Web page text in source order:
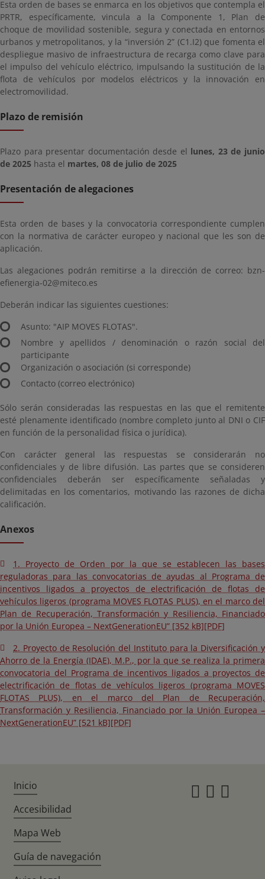
Esta orden de bases se enmarca en los objetivos que contempla el
PRTR, específicamente, vincula a la Componente 1, Plan de
choque de movilidad sostenible, segura y conectada en entornos
urbanos y metropolitanos, y la “inversión 2” (C1.I2) que fomenta el
despliegue masivo de infraestructura de recarga como clave para
el impulso del vehículo eléctrico, impulsando la sustitución de la
flota de vehículos por modelos eléctricos y la innovación en
electromovilidad.
Plazo de remisión
Plazo para presentar documentación desde el lunes, 23 de junio
de 2025 hasta el martes, 08 de julio de 2025
Presentación de alegaciones
Esta orden de bases y la convocatoria correspondiente cumplen
con la normativa de carácter europeo y nacional que les son de
aplicación.
Las alegaciones podrán remitirse a la dirección de correo: bzn-
efienergia-02@miteco.es
Deberán indicar las siguientes cuestiones:
Asunto: "AIP MOVES FLOTAS".
Nombre y apellidos / denominación o razón social del
participante
Organización o asociación (si corresponde)
Contacto (correo electrónico)
Sólo serán consideradas las respuestas en las que el remitente
esté plenamente identificado (nombre completo junto al DNI o CIF
en función de la personalidad física o jurídica).
Con carácter general las respuestas se considerarán no
confidenciales y de libre difusión. Las partes que se consideren
confidenciales deberán ser específicamente señaladas y
delimitadas en los comentarios, motivando las razones de dicha
calificación.
Anexos
1. Proyecto de Orden por la que se establecen las bases
reguladoras para las convocatorias de ayudas al Programa de
incentivos ligados a proyectos de electrificación de flotas de
vehículos ligeros (programa MOVES FLOTAS PLUS), en el marco del
Plan de Recuperación, Transformación y Resiliencia, Financiado
por la Unión Europea – NextGenerationEU” [352 kB][PDF]
2. Proyecto de Resolución del Instituto para la Diversificación y
Ahorro de la Energía (IDAE), M.P., por la que se realiza la primera
convocatoria del Programa de incentivos ligados a proyectos de
electrificación de flotas de vehículos ligeros (programa MOVES
FLOTAS PLUS), en el marco del Plan de Recuperación,
Transformación y Resiliencia, Financiado por la Unión Europea –
NextGenerationEU” [521 kB][PDF]
Inicio
Accesibilidad
Mapa Web
Guía de navegación